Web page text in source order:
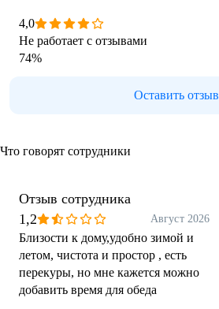
4,0
Не работает с отзывами
74%
Оставить отзыв
Что говорят сотрудники
Отзыв сотрудника
1,2
Август 2026
Близости к дому,удобно зимой и
летом, чистота и простор , есть
перекуры, но мне кажется можно
добавить время для обеда